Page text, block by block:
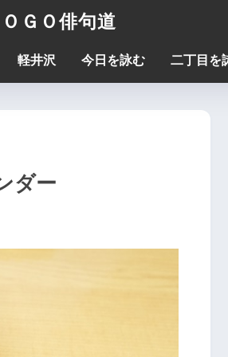
ＯＧＯ俳句道
軽井沢 今日を詠む 二丁目を
ダー